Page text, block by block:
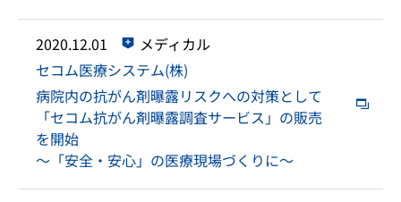
2020.12.01
メディカル
セコム医療システム(株)
病院内の抗がん剤曝露リスクへの対策として
「セコム抗がん剤曝露調査サービス」の販売
を開始
～「安全・安心」の医療現場づくりに～